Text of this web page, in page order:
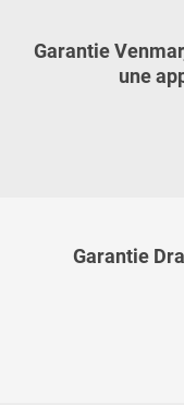
Garantie
une
Garantie